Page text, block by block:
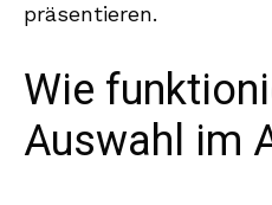
präsentieren.
Wie
Auswahl im